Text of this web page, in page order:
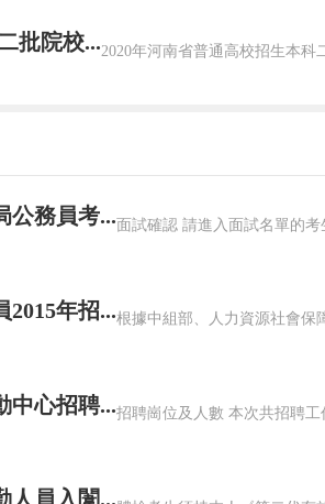
批院校...
公務員考...
2015年招...
中心招聘...
人員入闈...